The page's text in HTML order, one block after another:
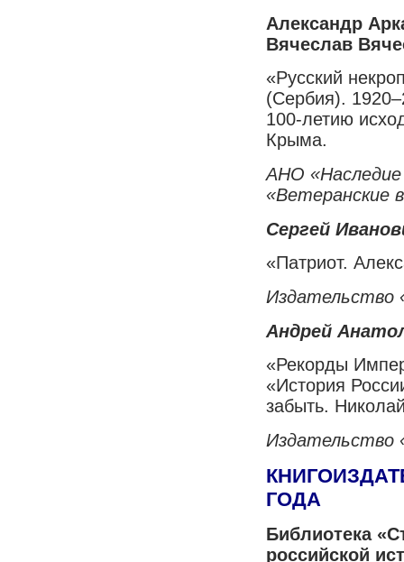
Александр
Вячеслав
«Русский
(Сербия).
100-летию
Крыма.
АНО
«Ветеранские
Сергей
«Патриот.
Издательство
Андрей
«Рекорды
«История
забыть.
Издательство
ГОДА
Библиотека
российской